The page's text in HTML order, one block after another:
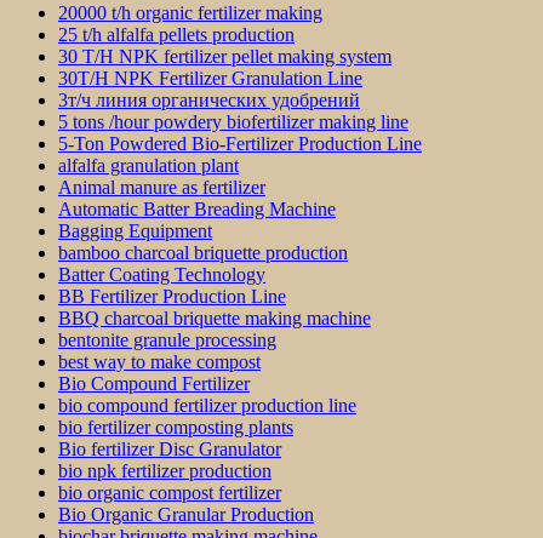
20000 t/h organic fertilizer making
25 t/h alfalfa pellets production
30 T/H NPK fertilizer pellet making system
30T/H NPK Fertilizer Granulation Line
3т/ч линия органических удобрений
5 tons /hour powdery biofertilizer making line
5-Ton Powdered Bio-Fertilizer Production Line
alfalfa granulation plant
Animal manure as fertilizer
Automatic Batter Breading Machine
Bagging Equipment
bamboo charcoal briquette production
Batter Coating Technology
BB Fertilizer Production Line
BBQ charcoal briquette making machine
bentonite granule processing
best way to make compost
Bio Compound Fertilizer
bio compound fertilizer production line
bio fertilizer composting plants
Bio fertilizer Disc Granulator
bio npk fertilizer production
bio organic compost fertilizer
Bio Organic Granular Production